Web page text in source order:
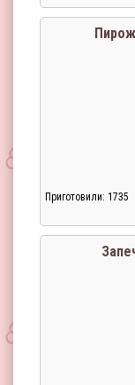
Приготовили: 1735